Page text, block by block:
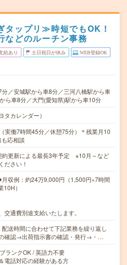
ップリ≫時短でもOK！
どのルーチン事務
給あり 土日祝日が休み WEB登録OK
／安城駅から車8分／三河八橋駅から車
ら車8分／大門(愛知県)駅から車10分
タカレンダー）
実働7時間45分／休憩75分）＊残業月10
応相談
約更新による最長3年予定 ※10月～など
ださい！
収例：約24万9,000円（1,500円×7時間
）
交通費別途支給いたします。
送時間に合わせて下記業務を繰り返し
確認→出荷指示書の確認・発行→・…
ランクOK / 英語力不要
電話対応の経験がある方